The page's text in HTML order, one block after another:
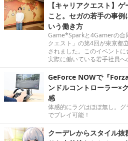
【キャリアクエスト】
こと。セガの若手の事
いう働き方
Game*Sparkと4Gamerの合
クエスト」の第4回が東京都
されました。このイベント
実際に働いている若手社員へ
GeForce NOWで『
ンドルコントローラー×
感
体感的にラグはほぼ無し。
でプレイ可能！
クーデレからスタイル